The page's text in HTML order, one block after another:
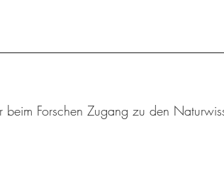
beim Forschen Zugang zu den